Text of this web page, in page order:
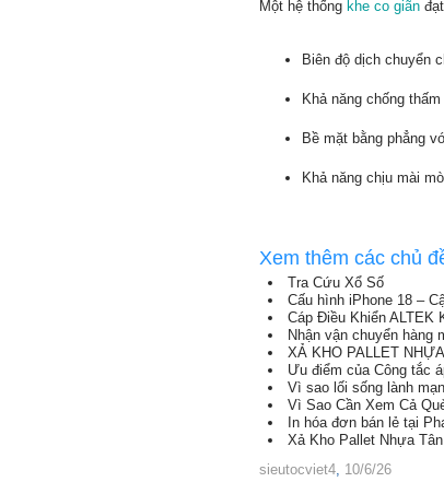
Một hệ thống khe co giãn
Biên độ dịch chuyển
Khả năng chống
Bề mặt bằng phẳng
Khả năng chịu mài
Xem thêm các chủ
Tra Cứu Xổ Số
Cấu hình iPhone 18 –
Cáp Điều Khiển ALTEK
Nhận vận chuyển hàng
XẢ KHO PALLET
Ưu điểm của Công tắc
Vì sao lối sống lành
Vì Sao Cần Xem Cả
In hóa đơn bán lẻ tại
Xả Kho Pallet Nhựa
sieutocviet4, 10/6/26